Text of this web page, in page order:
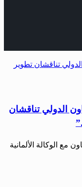
الدولي تناقشان
مع الوكالة الألمانية